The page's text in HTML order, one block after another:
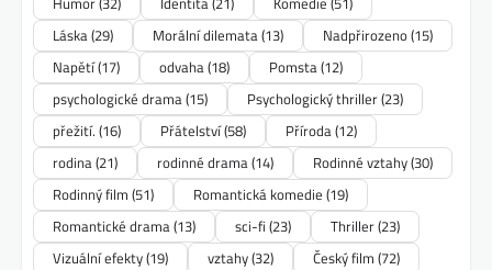
Láska(29) Morální dilemata(13) Nadpřirozeno(15)
Napětí(17) odvaha(18) Pomsta(12)
psychologické drama(15) Psychologický thriller(23)
přežití. (16) Přátelství(58) Příroda(12)
rodina(21) rodinné drama(14) Rodinné vztahy(30)
Rodinný film (51) Romantická komedie (19)
Romantické drama(13) sci-fi (23) Thriller(23)
Vizuální efekty(19) vztahy(32) Český film (72)